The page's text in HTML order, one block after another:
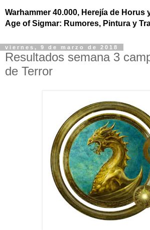
Warhammer 40.000, Herejía de Horus
Age of Sigmar: Rumores, Pintura y
viernes, 9 de marzo de 2018
Resultados semana 3
de Terror